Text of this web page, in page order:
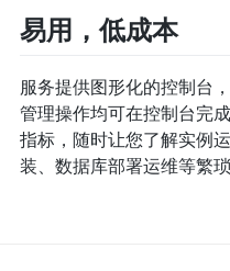
易用，低成本
服务提供图形化的控制台
管理操作均可在控制台完
指标，随时让您了解实例
装、数据库部署运维等繁